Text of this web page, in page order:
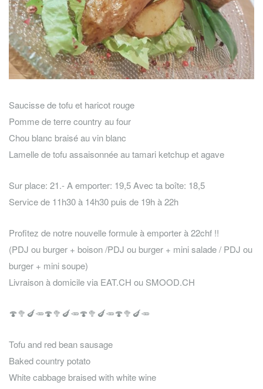
Saucisse de tofu et haricot rouge
Pomme de terre country au four
Chou blanc braisé au vin blanc
Lamelle de tofu assaisonnée au tamari ketchup et agave
Sur place: 21.- A emporter: 19,5 Avec ta boîte: 18,5
Service de 11h30 à 14h30 puis de 19h à 22h
Profitez de notre nouvelle formule à emporter à 22chf !!
(PDJ ou burger + boison /PDJ ou burger + mini salade / PDJ ou
burger + mini soupe)
Livraison à domicile via EAT.CH ou SMOOD.CH
🍄🥦 🍆🥕🍄🥦 🍆🥕🍄🥦 🍆🥕🍄🥦 🍆🥕
Tofu and red bean sausage
Baked country potato
White cabbage braised with white wine